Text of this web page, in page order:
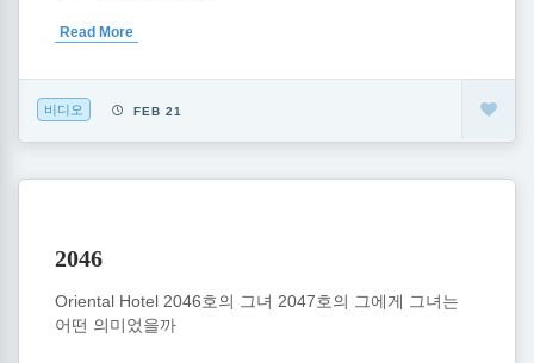
Read More
비디오 FEB 21
2046
Oriental Hotel 2046호의 그녀 2047호의 그에게 그녀는
어떤 의미었을까